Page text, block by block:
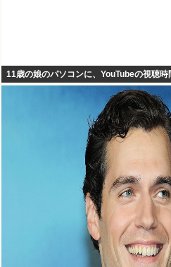
11歳の娘のパソコンに、YouTubeの視聴